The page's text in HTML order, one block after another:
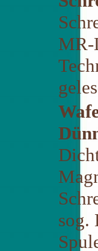
MR-
sog.